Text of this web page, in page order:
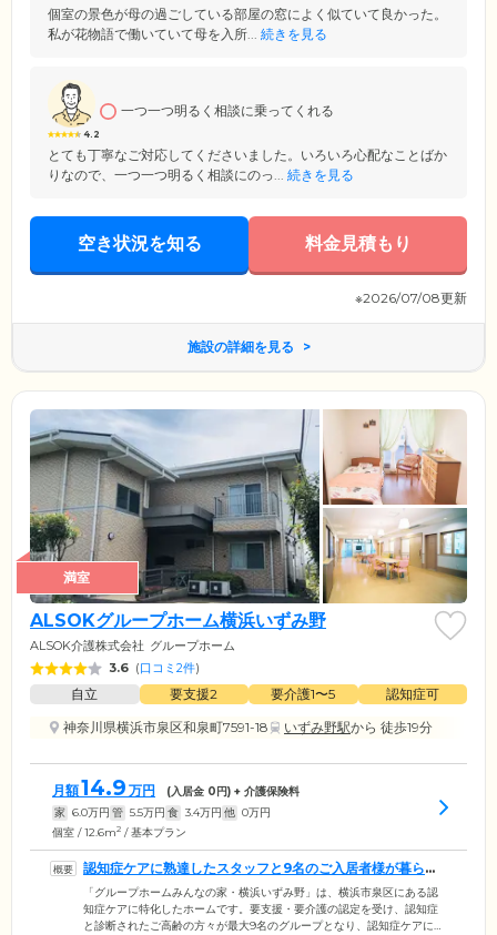
個室の景色が母の過ごしている部屋の窓によく似ていて良かった。
私が花物語で働いていて母を入所... 続きを見る
4.2
一つ一つ明るく相談に乗ってくれる
とても丁寧なご対応してくださいました。いろいろ心配なことばか
りなので、一つ一つ明るく相談にのっ... 続きを見る
空き状況を知る 料金見積もり
※2026/07/08更新
施設の詳細を見る
満室
ALSOKグループホーム横浜いずみ野
ALSOK介護株式会社 グループホーム
3.6 (口コミ2件)
自立 要支援2 要介護1〜5
認知症可
神奈川県横浜市泉区和泉町7591-18
いずみ野駅から 徒歩19分
月額14.9 万円 (入居金 0円) + 介護保険料
家 6.0万円 管 5.5万円 食 3.4万円 他 0万円
個室 / 12.6m2 / 基本プラン
認知症ケアに熟達したスタッフと9名のご入居者様が暮らす
ホームです
「グループホームみんなの家・横浜いずみ野」は、横浜市泉区にある認
知症ケアに特化したホームです。要支援・要介護の認定を受け、認知症
と診断されたご高齢の方々が最大9名のグループとなり、認知症ケアに熟